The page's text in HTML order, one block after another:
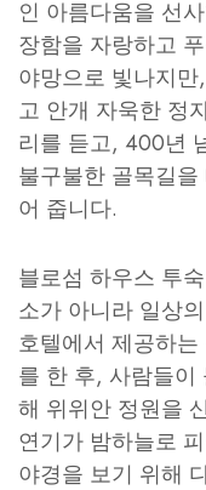
인 아름다움을 선
장함을 자랑하고
야망으로 빛나지
고 안개 자욱한 정
리를 듣고, 400년
불구불한 골목길
어 줍니다.
블로섬 하우스 투
소가 아니라 일상
호텔에서 제공하
를 한 후, 사람들이
해 위위안 정원을
연기가 밤하늘로
야경을 보기 위해